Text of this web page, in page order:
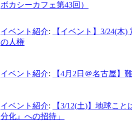
ボカシーカフェ第43回）
イベント紹介:
【イベント】3/24(
の人権
イベント紹介: 【4月2日＠名古屋】
イベント紹介:
【3/12(土)】地球こ
分化』への招待」